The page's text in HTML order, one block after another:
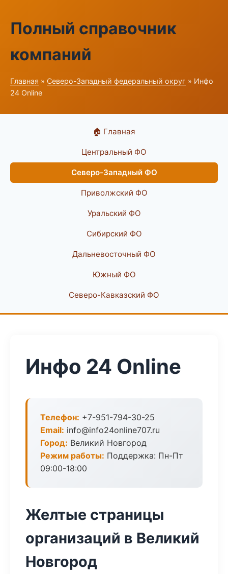
Полный справочник
компаний
Главная » Северо-Западный федеральный округ » Инфо
24 Online
🏠 Главная
Центральный ФО
Северо-Западный ФО
Приволжский ФО
Уральский ФО
Сибирский ФО
Дальневосточный ФО
Южный ФО
Северо-Кавказский ФО
Инфо 24 Online
Телефон: +7-951-794-30-25
Email: info@info24online707.ru
Город: Великий Новгород
Режим работы: Поддержка: Пн-Пт
09:00-18:00
Желтые страницы
организаций в Великий
Новгород